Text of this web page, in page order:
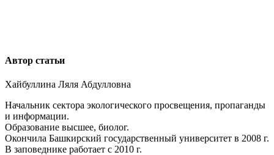
Автор статьи
Хайбуллина Ляля Абдулловна
Начальник сектора экологического просвещения, пропаганды
и информации.
Образование высшее, биолог.
Окончила Башкирский государственный университет в 2008 г.
В заповеднике работает с 2010 г.